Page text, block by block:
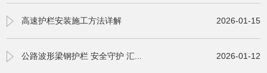
高速护栏安装施工方法详解 2026-01-15
公路波形梁钢护栏 安全守护 汇... 2026-01-12